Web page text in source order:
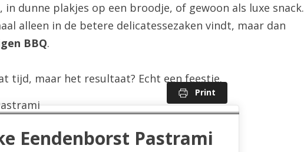
dunne plakjes op een broodje, of gewoon als luxe snack.
alleen in de betere delicatessezaken vindt, maar dan
BBQ.
tijd, maar het resultaat? Echt een feestje.
Print
Eendenborst Pastrami